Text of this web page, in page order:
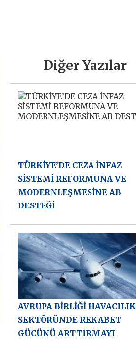
Diğer Yazılar
TÜRKİYE’DE CEZA İNFAZ
SİSTEMİ REFORMUNA VE
MODERNLEŞMESİNE AB
DESTEĞİ
AVRUPA BİRLİĞİ HAVACILIK
SEKTÖRÜNDE REKABET
GÜCÜNÜ ARTTIRMAYI